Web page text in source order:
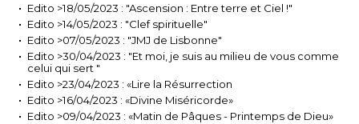
Edito >18/05/2023 : "Ascension : Entre terre et Ciel !"
Edito >14/05/2023 : "Clef spirituelle"
Edito >07/05/2023 : "JMJ de Lisbonne"
Edito >30/04/2023 : "Et moi, je suis au milieu de vous comme
celui qui sert "
Edito >23/04/2023 : «Lire la Résurrection
Edito >16/04/2023 : «Divine Miséricorde»
Edito >09/04/2023 : «Matin de Pâques - Printemps de Dieu»